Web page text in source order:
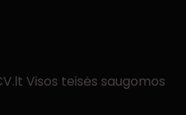
Visos teisės saugomos